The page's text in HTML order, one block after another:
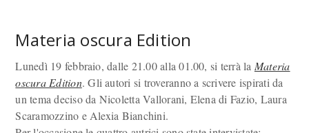
Materia oscura Edition
Lunedì 19 febbraio, dalle 21.00 alla 01.00, si terrà la Materia
oscura Edition. Gli autori si troveranno a scrivere ispirati da
un tema deciso da Nicoletta Vallorani, Elena di Fazio, Laura
Scaramozzino e Alexia Bianchini.